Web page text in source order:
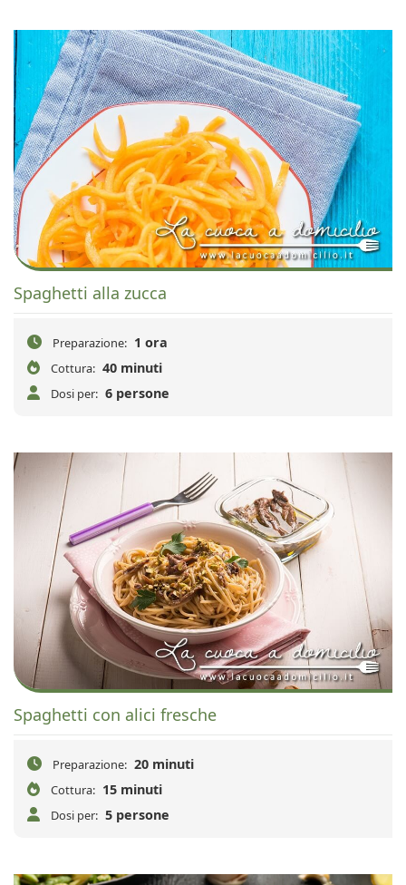
Spaghetti alla zucca
Preparazione: 1 ora
Cottura: 40 minuti
Dosi per: 6 persone
Spaghetti con alici fresche
Preparazione: 20 minuti
Cottura: 15 minuti
Dosi per: 5 persone